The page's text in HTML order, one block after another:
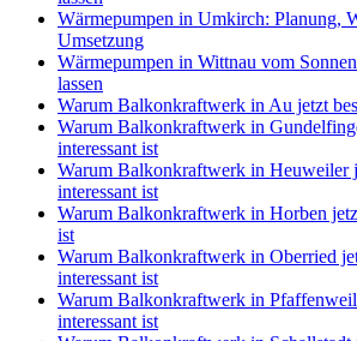
Wärmepumpen in Umkirch: Planung,
Umsetzung
Wärmepumpen in Wittnau vom
lassen
Warum Balkonkraftwerk in Au jetzt
Warum Balkonkraftwerk in
interessant ist
Warum Balkonkraftwerk in Heuweiler
interessant ist
Warum Balkonkraftwerk in Horben
ist
Warum Balkonkraftwerk in Oberried
interessant ist
Warum Balkonkraftwerk in
interessant ist